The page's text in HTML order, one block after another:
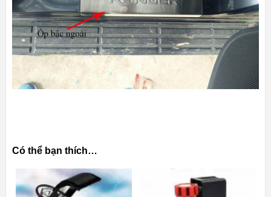
Có thể bạn thích…